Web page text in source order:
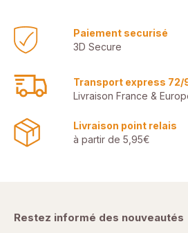
Paiement securisé
3D Secure
Transport express 72/
Livraison France &
Livraison point relais
à partir de 5,95€
Restez informé des nouveautés